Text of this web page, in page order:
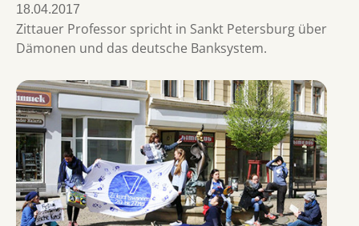
18.04.2017
Zittauer Professor spricht in Sankt Petersburg über
Dämonen und das deutsche Banksystem.